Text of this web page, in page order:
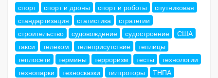
спорт
спорт и дроны спорт и роботы
спутниковая
стандартизация
статистика
стратегии
строительство
судовождение судостроение
США
такси
телеком телеприсутствие
теплицы
теплосети
термины терроризм тесты
технологии
технопарки
техносказки тилтроторы
ТНПА